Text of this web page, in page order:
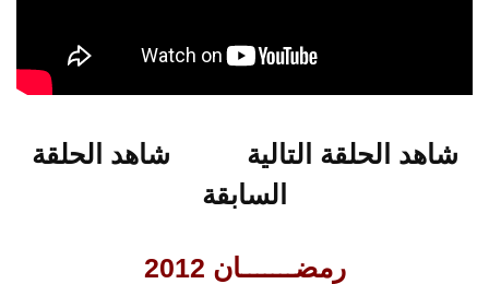
شاهد الحلقة التالية
شاهد الحلقة
السابقة
رمضـــــــان 2012